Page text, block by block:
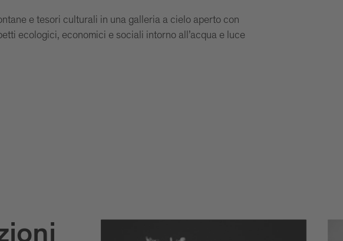
e tesori culturali in una galleria a cielo aperto con
ecologici, economici e sociali intorno all’acqua e luce